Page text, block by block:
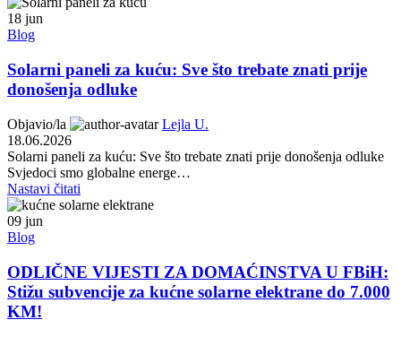
18 jun
Blog
Solarni paneli za kuću: Sve što trebate znati prije
donošenja odluke
Objavio/la
Lejla U.
18.06.2026
Solarni paneli za kuću: Sve što trebate znati prije donošenja odluke
Svjedoci smo globalne energe…
Nastavi čitati
09 jun
Blog
ODLIČNE VIJESTI ZA DOMAĆINSTVA U FBiH:
Stižu subvencije za kućne solarne elektrane do 7.000
KM!